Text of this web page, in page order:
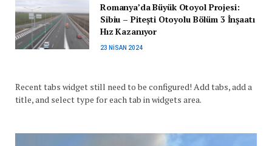
Romanya’da Büyük Otoyol Projesi:
Sibiu – Pitești Otoyolu Bölüm 3 İnşaatı
Hız Kazanıyor
23 NISAN 2024
Recent tabs widget still need to be configured! Add tabs, add a
title, and select type for each tab in widgets area.